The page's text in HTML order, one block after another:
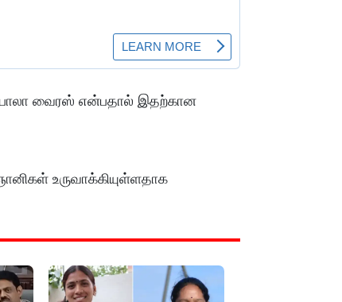
வைரஸ் என்பதால் இதற்கான
உருவாக்கியுள்ளதாக